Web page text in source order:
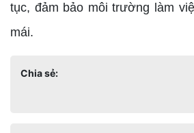
tục, đảm bảo môi trường làm
mái.
Chia sẻ: